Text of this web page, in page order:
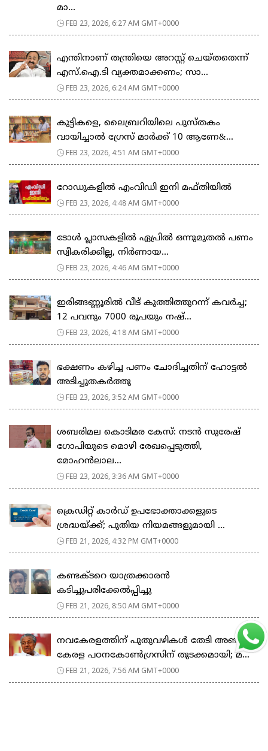
മാ...
FEB 23, 2026, 6:27 AM GMT+0000
എന്തിനാണ് തന്ത്രിയെ അറസ്റ്റ് ചെയ്തതെന്ന്
എസ്.ഐ.ടി വ്യക്തമാക്കണം; സാ...
FEB 23, 2026, 6:24 AM GMT+0000
കുട്ടികളെ, ലൈബ്രറിയിലെ പുസ്തകം
വായിച്ചാല്‍ ഗ്രേസ് മാര്‍ക്ക് 10 ആണേ&...
FEB 23, 2026, 4:51 AM GMT+0000
റോഡുകളില്‍ എംവിഡി ഇനി മഫ്തിയില്‍
FEB 23, 2026, 4:48 AM GMT+0000
ടോള്‍ പ്ലാസകളില്‍ ഏപ്രില്‍ ഒന്നുമുതല്‍ പണം
സ്വീകരിക്കില്ല, നിര്‍ണായ...
FEB 23, 2026, 4:46 AM GMT+0000
ഇരിങ്ങണ്ണൂരിൽ വീട് കുത്തിത്തുറന്ന് കവർച്ച;
12 പവനും 7000 രൂപയും നഷ്...
FEB 23, 2026, 4:18 AM GMT+0000
ഭക്ഷണം കഴിച്ച പണം ചോദിച്ചതിന് ഹോട്ടൽ
അടിച്ചുതകർത്തു
FEB 23, 2026, 3:52 AM GMT+0000
ശബരിമല കൊടിമര കേസ്: നടൻ സുരേഷ്
ഗോപിയുടെ മൊഴി രേഖപ്പെടുത്തി,
മോഹൻലാല...
FEB 23, 2026, 3:36 AM GMT+0000
ക്രെഡിറ്റ് കാർഡ് ഉപഭോക്താക്കളുടെ
ശ്രദ്ധയ്ക്ക്; പുതിയ നിയമങ്ങളുമായി ...
FEB 21, 2026, 4:32 PM GMT+0000
കണ്ടക്ടറെ യാത്രക്കാരൻ
കടിച്ചുപരിക്കേൽപ്പിച്ചു
FEB 21, 2026, 8:50 AM GMT+0000
നവകേരളത്തിന് പുതുവഴികൾ തേടി അഞ്ചാം
കേരള പഠനകോൺഗ്രസിന് തുടക്കമായി; മ...
FEB 21, 2026, 7:56 AM GMT+0000